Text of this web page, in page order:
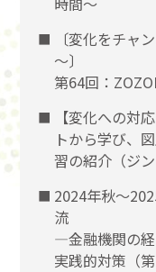
〔変化をチャ
〜〕
第64回：
【変化への対
トから学び、
習の紹介（ジ
2024年秋～
流
―金融機関の
実践的対策（第